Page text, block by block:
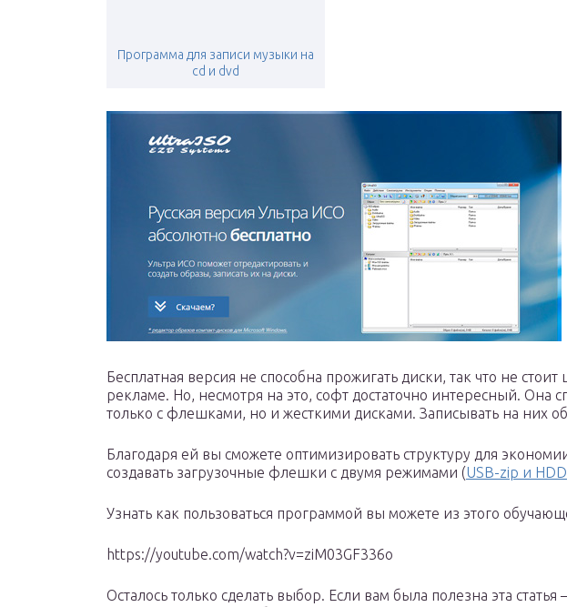
Программа для записи музыки на
cd и dvd
Бесплатная версия не способна прожигать диски, так что не
рекламе. Но, несмотря на это, софт достаточно интересный. Она
только с флешками, но и жесткими дисками. Записывать на них
Благодаря ей вы сможете оптимизировать структуру для
создавать загрузочные флешки с двумя режимами (USB-zip и HDD
Узнать как пользоваться программой вы можете из этого
https://youtube.com/watch?v=ziM03GF336o
Осталось только сделать выбор. Если вам была полезна эта статья